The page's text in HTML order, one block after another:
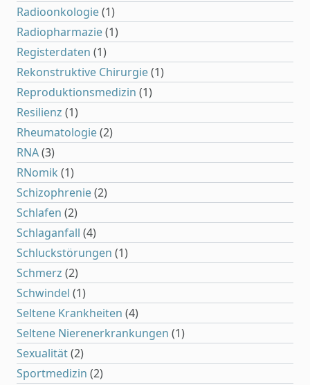
Radioonkologie(1)
Radiopharmazie(1)
Registerdaten (1)
Rekonstruktive Chirurgie(1)
Reproduktionsmedizin (1)
Resilienz (1)
Rheumatologie(2)
RNA(3)
RNomik (1)
Schizophrenie(2)
Schlafen (2)
Schlaganfall (4)
Schluckstörungen (1)
Schmerz (2)
Schwindel (1)
Seltene Krankheiten (4)
Seltene Nierenerkrankungen (1)
Sexualität(2)
Sportmedizin (2)